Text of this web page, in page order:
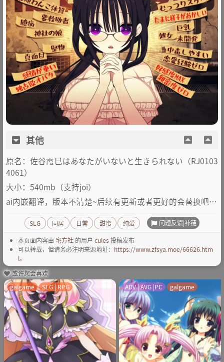
其他
原名：佐谷霞巳はあなたがいないと生きられない（RJ0103
4061）
大小：540mb（支持joi）
ai内嵌翻译，版本不清楚~后续有更新或者更好的会替换吧…
SLG 同居 日常 甜蜜 纯爱 问题反馈|补链
本页面内容由 宅方社 的用户 cules 投稿发布
可以转载，但请务必注明来源地址： https://www.zfsya.moe/66626.htm
l。
或许您会喜欢
galgame SLG | RPG ADV | AVG |PC galgame